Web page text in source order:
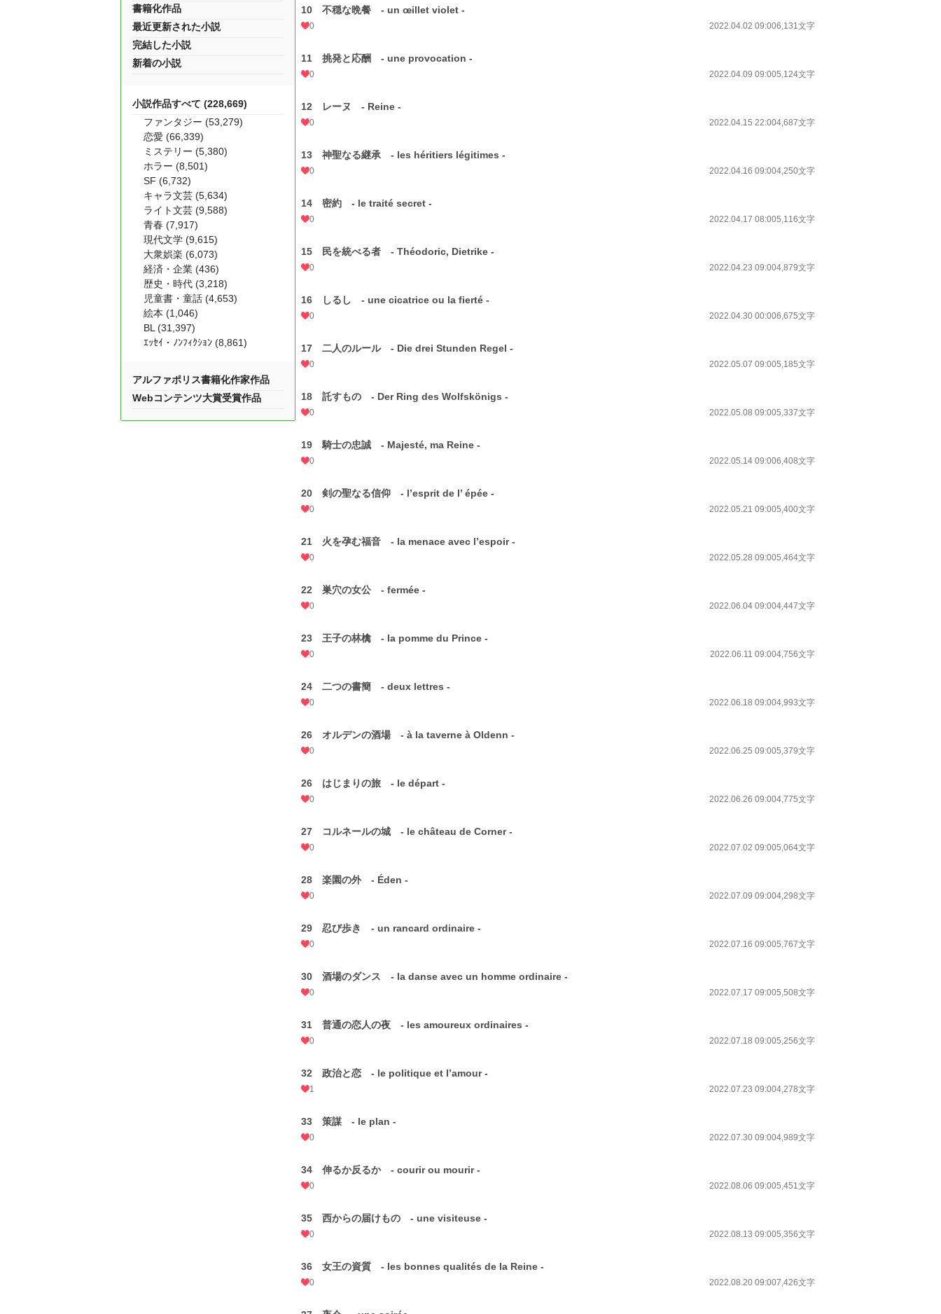
10 不穏な晩餐 - un œillet violet -
0 2022.04.02 09:006,131文字
11 挑発と応酬 - une provocation -
0 2022.04.09 09:005,124文字
12 レーヌ - Reine -
0 2022.04.15 22:004,687文字
13 神聖なる継承 - les héritiers légitimes -
0 2022.04.16 09:004,250文字
14 密約 - le traité secret -
0 2022.04.17 08:005,116文字
15 民を統べる者 - Théodoric, Dietrike -
0 2022.04.23 09:004,879文字
16 しるし - une cicatrice ou la fierté -
0 2022.04.30 00:006,675文字
17 二人のルール - Die drei Stunden Regel -
0 2022.05.07 09:005,185文字
18 託すもの - Der Ring des Wolfskönigs -
0 2022.05.08 09:005,337文字
19 騎士の忠誠 - Majesté, ma Reine -
0 2022.05.14 09:006,408文字
20 剣の聖なる信仰 - l’esprit de l’ épée -
0 2022.05.21 09:005,400文字
21 火を孕む福音 - la menace avec l’espoir -
0 2022.05.28 09:005,464文字
22 巣穴の女公 - fermée -
0 2022.06.04 09:004,447文字
23 王子の林檎 - la pomme du Prince -
0 2022.06.11 09:004,756文字
24 二つの書簡 - deux lettres -
0 2022.06.18 09:004,993文字
26 オルデンの酒場 - à la taverne à Oldenn -
0 2022.06.25 09:005,379文字
26 はじまりの旅 - le départ -
0 2022.06.26 09:004,775文字
27 コルネールの城 - le château de Corner -
0 2022.07.02 09:005,064文字
28 楽園の外 - Éden -
0 2022.07.09 09:004,298文字
29 忍び歩き - un rancard ordinaire -
0 2022.07.16 09:005,767文字
30 酒場のダンス - la danse avec un homme ordinaire -
0 2022.07.17 09:005,508文字
31 普通の恋人の夜 - les amoureux ordinaires -
0 2022.07.18 09:005,256文字
32 政治と恋 - le politique et l’amour -
1 2022.07.23 09:004,278文字
33 策謀 - le plan -
0 2022.07.30 09:004,989文字
34 伸るか反るか - courir ou mourir -
0 2022.08.06 09:005,451文字
35 西からの届けもの - une visiteuse -
0 2022.08.13 09:005,356文字
36 女王の資質 - les bonnes qualités de la Reine -
0 2022.08.20 09:007,426文字
書籍化作品
最近更新された小説
完結した小説
新着の小説
小説作品すべて (228,669)
ファンタジー (53,279)
恋愛 (66,339)
ミステリー (5,380)
ホラー (8,501)
SF (6,732)
キャラ文芸 (5,634)
ライト文芸 (9,588)
青春 (7,917)
現代文学 (9,615)
大衆娯楽 (6,073)
経済・企業 (436)
歴史・時代 (3,218)
児童書・童話 (4,653)
絵本 (1,046)
BL (31,397)
ｴｯｾｲ・ﾉﾝﾌｨｸｼｮﾝ (8,861)
アルファポリス書籍化作家作品
Webコンテンツ大賞受賞作品